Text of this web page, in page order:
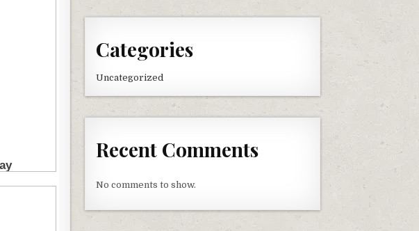
Categories
Uncategorized
Recent Comments
No comments to show.